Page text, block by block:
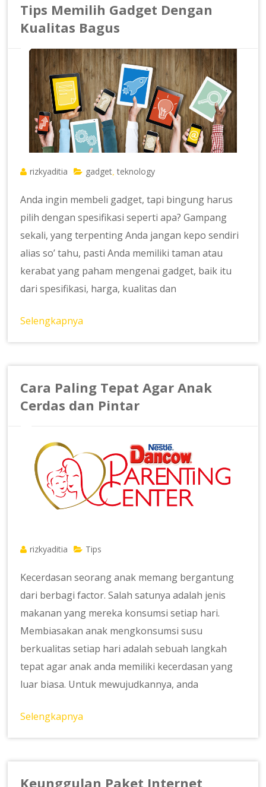
Tips Memilih Gadget Dengan
Kualitas Bagus
rizkyaditia gadget ,teknology
Anda ingin membeli gadget, tapi bingung harus
pilih dengan spesifikasi seperti apa? Gampang
sekali, yang terpenting Anda jangan kepo sendiri
alias so’ tahu, pasti Anda memiliki taman atau
kerabat yang paham mengenai gadget, baik itu
dari spesifikasi, harga, kualitas dan
Selengkapnya
Cara Paling Tepat Agar Anak
Cerdas dan Pintar
rizkyaditia Tips
Kecerdasan seorang anak memang bergantung
dari berbagi factor. Salah satunya adalah jenis
makanan yang mereka konsumsi setiap hari.
Membiasakan anak mengkonsumsi susu
berkualitas setiap hari adalah sebuah langkah
tepat agar anak anda memiliki kecerdasan yang
luar biasa. Untuk mewujudkannya, anda
Selengkapnya
Keunggulan Paket Internet